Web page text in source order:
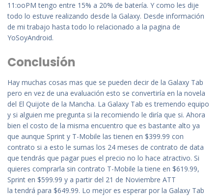
11:ooPM tengo entre 15% a 20% de batería. Y como les dije
todo lo estuve realizando desde la Galaxy. Desde información
de mi trabajo hasta todo lo relacionado a la pagina de
YoSoyAndroid.
Conclusión
Hay muchas cosas mas que se pueden decir de la Galaxy Tab
pero en vez de una evaluación esto se convertiría en la novela
del El Quijote de la Mancha. La Galaxy Tab es tremendo equipo
y si alguien me pregunta si la recomiendo le diría que si. Ahora
bien el costo de la misma encuentro que es bastante alto ya
que aunque Sprint y T-Mobile las tienen en $399.99 con
contrato si a esto le sumas los 24 meses de contrato de data
que tendrás que pagar pues el precio no lo hace atractivo. Si
quieres comprarla sin contrato T-Mobile la tiene en $619.99,
Sprint en $599.99 y a partir del 21 de Noviembre ATT
la tendrá para $649.99. Lo mejor es esperar por la Galaxy Tab